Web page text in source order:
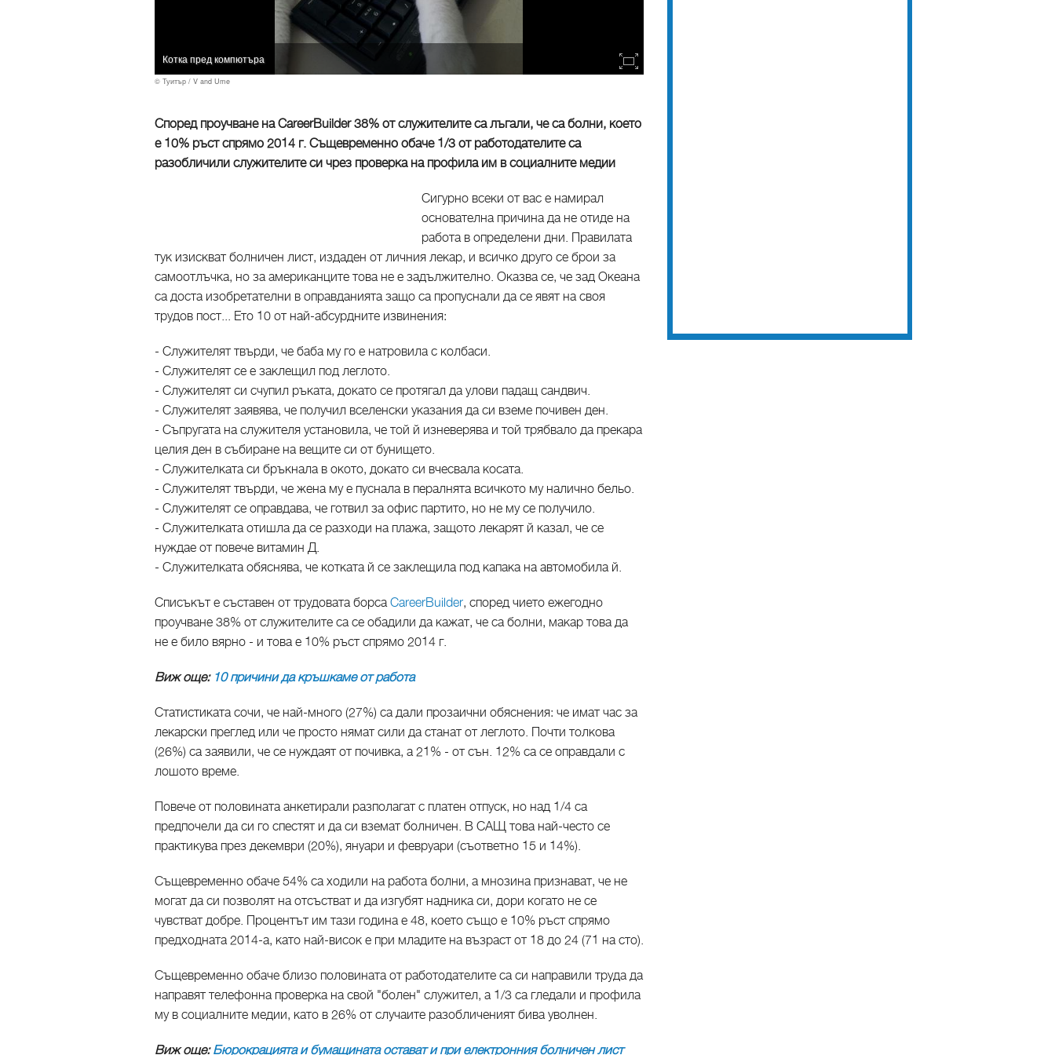
Котка пред компютъра
© Туитър / V and Ume
Според проучване на CareerBuilder 38% от служителите са лъгали, че са болни, което
е 10% ръст спрямо 2014 г. Същевременно обаче 1/3 от работодателите са
разобличили служителите си чрез проверка на профила им в социалните медии
Сигурно всеки от вас е намирал
основателна причина да не отиде на
работа в определени дни. Правилата
тук изискват болничен лист, издаден от личния лекар, и всичко друго се брои за
самоотлъчка, но за американците това не е задължително. Оказва се, че зад Океана
са доста изобретателни в оправданията защо са пропуснали да се явят на своя
трудов пост... Ето 10 от най-абсурдните извинения:
- Служителят твърди, че баба му го е натровила с колбаси.
- Служителят се е заклещил под леглото.
- Служителят си счупил ръката, докато се протягал да улови падащ сандвич.
- Служителят заявява, че получил вселенски указания да си вземе почивен ден.
- Съпругата на служителя установила, че той й изневерява и той трябвало да прекара
целия ден в събиране на вещите си от бунището.
- Служителката си бръкнала в окото, докато си вчесвала косата.
- Служителят твърди, че жена му е пуснала в пералнята всичкото му налично бельо.
- Служителят се оправдава, че готвил за офис партито, но не му се получило.
- Служителката отишла да се разходи на плажа, защото лекарят й казал, че се
нуждае от повече витамин Д.
- Служителката обяснява, че котката й се заклещила под капака на автомобила й.
Списъкът е съставен от трудовата борсаCareerBuilder, според чието ежегодно
проучване 38% от служителите са се обадили да кажат, че са болни, макар това да
не е било вярно - и това е 10% ръст спрямо 2014 г.
Виж още: 10 причини да кръшкаме от работа
Статистиката сочи, че най-много (27%) са дали прозаични обяснения: че имат час за
лекарски преглед или че просто нямат сили да станат от леглото. Почти толкова
(26%) са заявили, че се нуждаят от почивка, а 21% - от сън. 12% са се оправдали с
лошото време.
Повече от половината анкетирали разполагат с платен отпуск, но над 1/4 са
предпочели да си го спестят и да си вземат болничен. В САЩ това най-често се
практикува през декември (20%), януари и февруари (съответно 15 и 14%).
Същевременно обаче 54% са ходили на работа болни, а мнозина признават, че не
могат да си позволят на отсъстват и да изгубят надника си, дори когато не се
чувстват добре. Процентът им тази година е 48, което също е 10% ръст спрямо
предходната 2014-а, като най-висок е при младите на възраст от 18 до 24 (71 на сто).
Същевременно обаче близо половината от работодателите са си направили труда да
направят телефонна проверка на свой "болен" служител, а 1/3 са гледали и профила
му в социалните медии, като в 26% от случаите разобличеният бива уволнен.
Виж още:Бюрокрацията и бумащината остават и при електронния болничен лист